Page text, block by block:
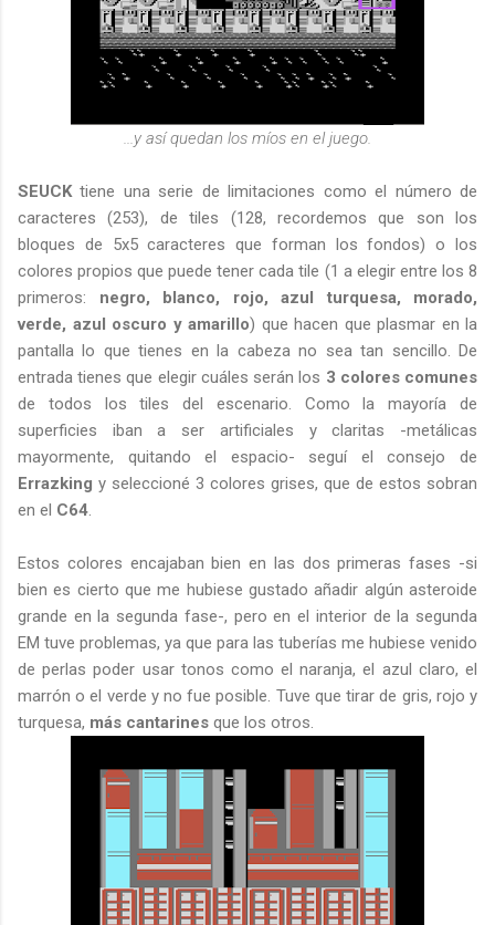
...y así quedan los míos en el juego.
SEUCK tiene una serie de limitaciones como el número de
caracteres (253), de tiles (128, recordemos que son los
bloques de 5x5 caracteres que forman los fondos) o los
colores propios que puede tener cada tile (1 a elegir entre los 8
primeros: negro, blanco, rojo, azul turquesa, morado,
verde, azul oscuro y amarillo) que hacen que plasmar en la
pantalla lo que tienes en la cabeza no sea tan sencillo. De
entrada tienes que elegir cuáles serán los 3 colores comunes
de todos los tiles del escenario. Como la mayoría de
superficies iban a ser artificiales y claritas -metálicas
mayormente, quitando el espacio- seguí el consejo de
Errazking y seleccioné 3 colores grises, que de estos sobran
en el C64
Estos colores encajaban bien en las dos primeras fases -si
bien es cierto que me hubiese gustado añadir algún asteroide
grande en la segunda fase-, pero en el interior de la segunda
EM tuve problemas, ya que para las tuberías me hubiese venido
de perlas poder usar tonos como el naranja, el azul claro, el
marrón o el verde y no fue posible. Tuve que tirar de gris, rojo y
turquesa, más cantarines que los otros.